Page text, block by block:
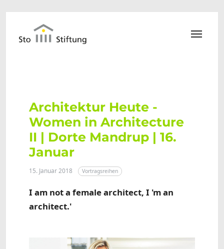
Architektur Heute -
Women in Architecture
II | Dorte Mandrup | 16.
Januar
15. Januar 2018 Vortragsreihen
I am not a female architect, I 'm an
architect.'